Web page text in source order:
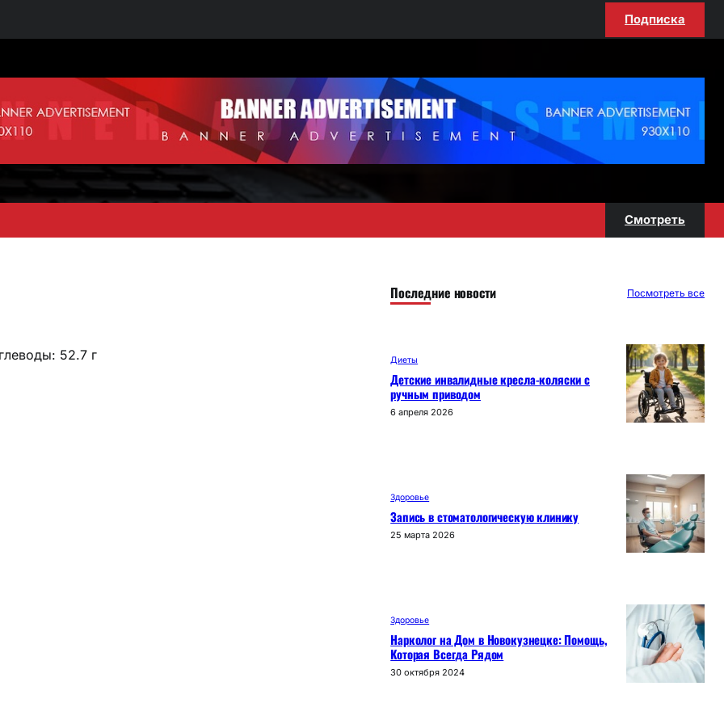
Подписка
Смотреть
52.7 г
Последние новости Посмотреть все
Диеты
Детские инвалидные кресла-коляски с
ручным приводом
6 апреля 2026
Здоровье
Запись в стоматологическую клинику
25 марта 2026
Здоровье
Нарколог на Дом в Новокузнецке: Помощь,
Которая Всегда Рядом
30 октября 2024